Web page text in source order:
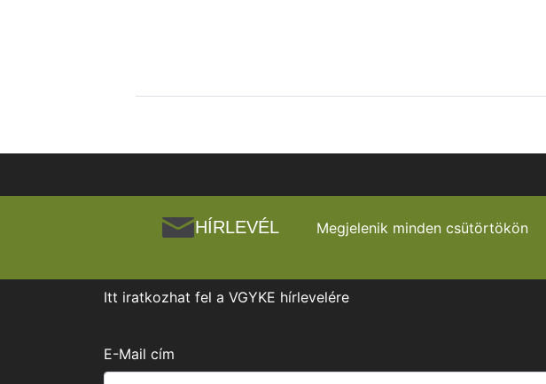
HÍRLEVÉL Megjelenik minden csütörtökön
Itt iratkozhat fel a VGYKE hírlevelére
E-Mail cím